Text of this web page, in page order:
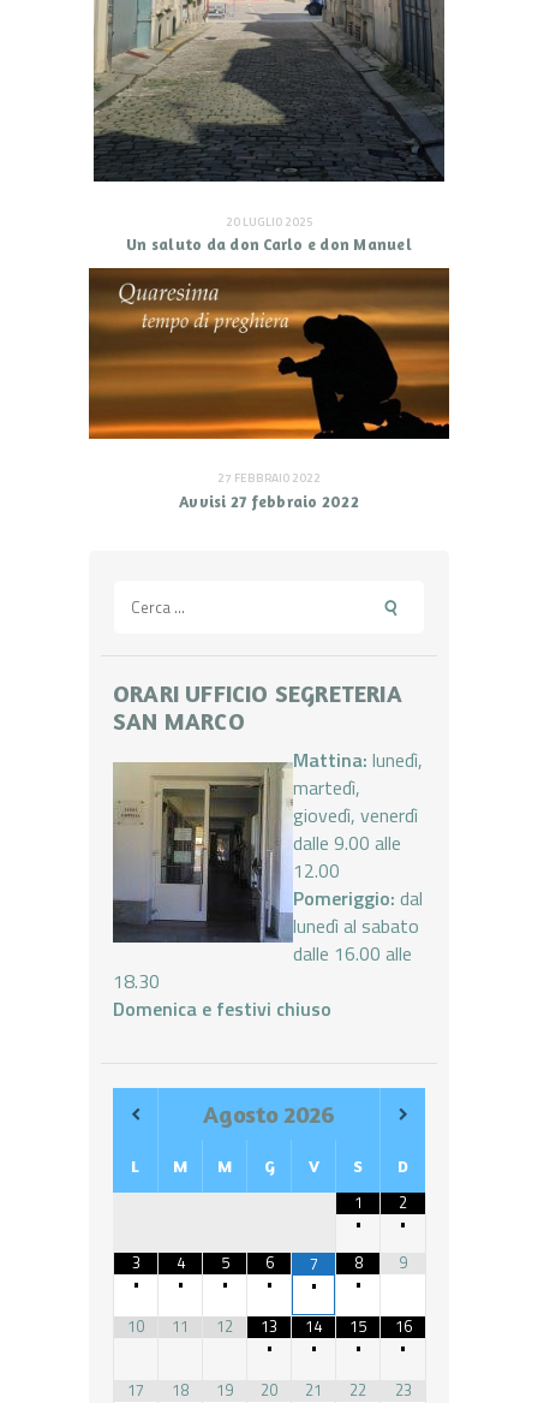
20 LUGLIO 2025
Un saluto da don Carlo e don Manuel
27 FEBBRAIO 2022
Avvisi 27 febbraio 2022
per:
ORARI UFFICIO SEGRETERIA
SAN MARCO
Mattina: lunedì,
martedì,
giovedì, venerdì
dalle 9.00 alle
12.00
Pomeriggio: dal
lunedì al sabato
dalle 16.00 alle
18.30
Domenica e festivi chiuso
Agosto 2026
L M M G V S D
1
•
2
•
3
•
4
•
5
•
6
•
7
•
8
•
9
10 11 12
13
•
14
•
15
•
16
•
17
18 19 20 21 22 23